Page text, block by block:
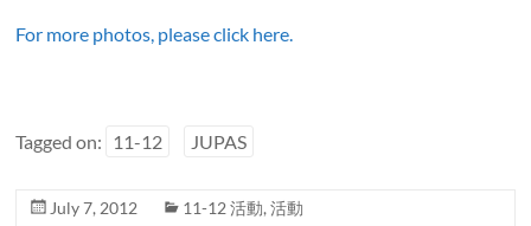
For more photos, please click here.
Tagged on: 11-12 JUPAS
July 7, 2012 11-12 活動,活動